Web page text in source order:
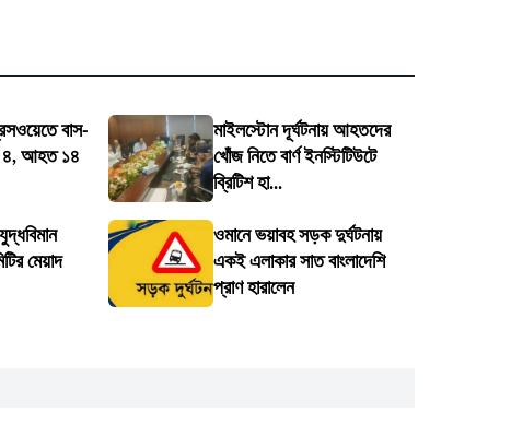
বাস-
৪, আহত ১৪
মাইলস্টোন দূর্ঘটনায় আহতদের
খোঁজ নিতে বার্ণ ইনস্টিটিউটে
ব্রিটিশ হা...
মেয়াদ
ওমানে ভয়াবহ সড়ক দুর্ঘটনায়
একই এলাকার সাত বাংলাদেশি
প্রাণ হারালেন